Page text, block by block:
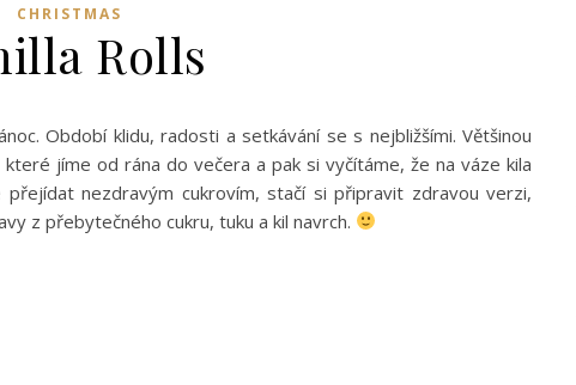
CHRISTMAS
Rolls
Období klidu, radosti a setkávání se s nejbližšími. Většinou
jíme od rána do večera a pak si vyčítáme, že na váze kila
nezdravým cukrovím, stačí si připravit zdravou verzi,
z přebytečného cukru, tuku a kil navrch.